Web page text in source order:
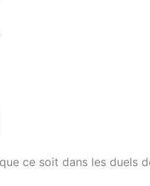
ce soit dans les duels